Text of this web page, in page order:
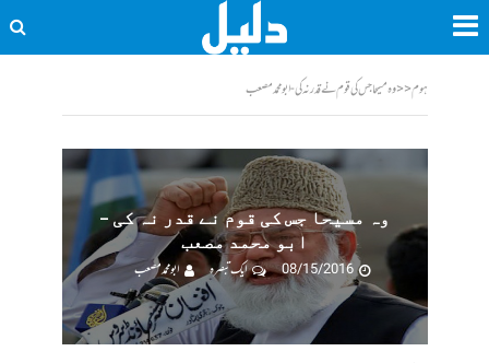
ہوم<<وہ مسیحا جس کی قوم نے قدر نہ کی - ابو محمد مصعب
وہ مسیحا جس کی قوم نے قدر نہ کی –
ابو محمد مصعب
08/15/2016
ایک تبصرہ ابو محمد مصعب